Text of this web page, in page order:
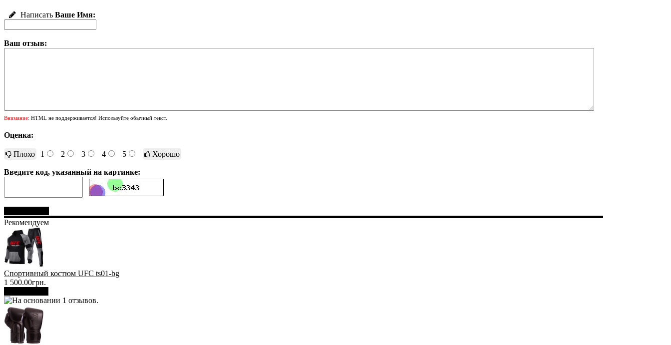
Написать Ваше Имя:
Ваш отзыв:
Внимание: HTML не поддерживается! Используйте обычный текст.
Оценка:
Плохо 1 2 3 4 5 Хорошо
Введите код, указанный на картинке:
Рекомендуем
Спортивный костюм UFC ts01-bg
1 500.00грн.